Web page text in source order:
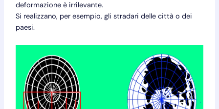
deformazione è irrilevante.
Si realizzano, per esempio, gli stradari delle città o dei
paesi.